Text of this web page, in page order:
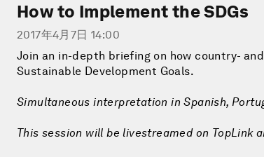
How to Implement the SDGs
2017年4月7日 14:00
Join an in-depth briefing on how country-
Sustainable Development Goals.
Simultaneous interpretation in Spanish,
This session will be livestreamed on TopLink